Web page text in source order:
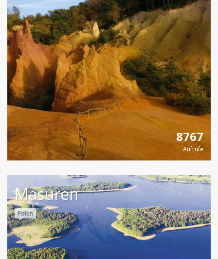
8767
Aufrufe
Masuren
Polen